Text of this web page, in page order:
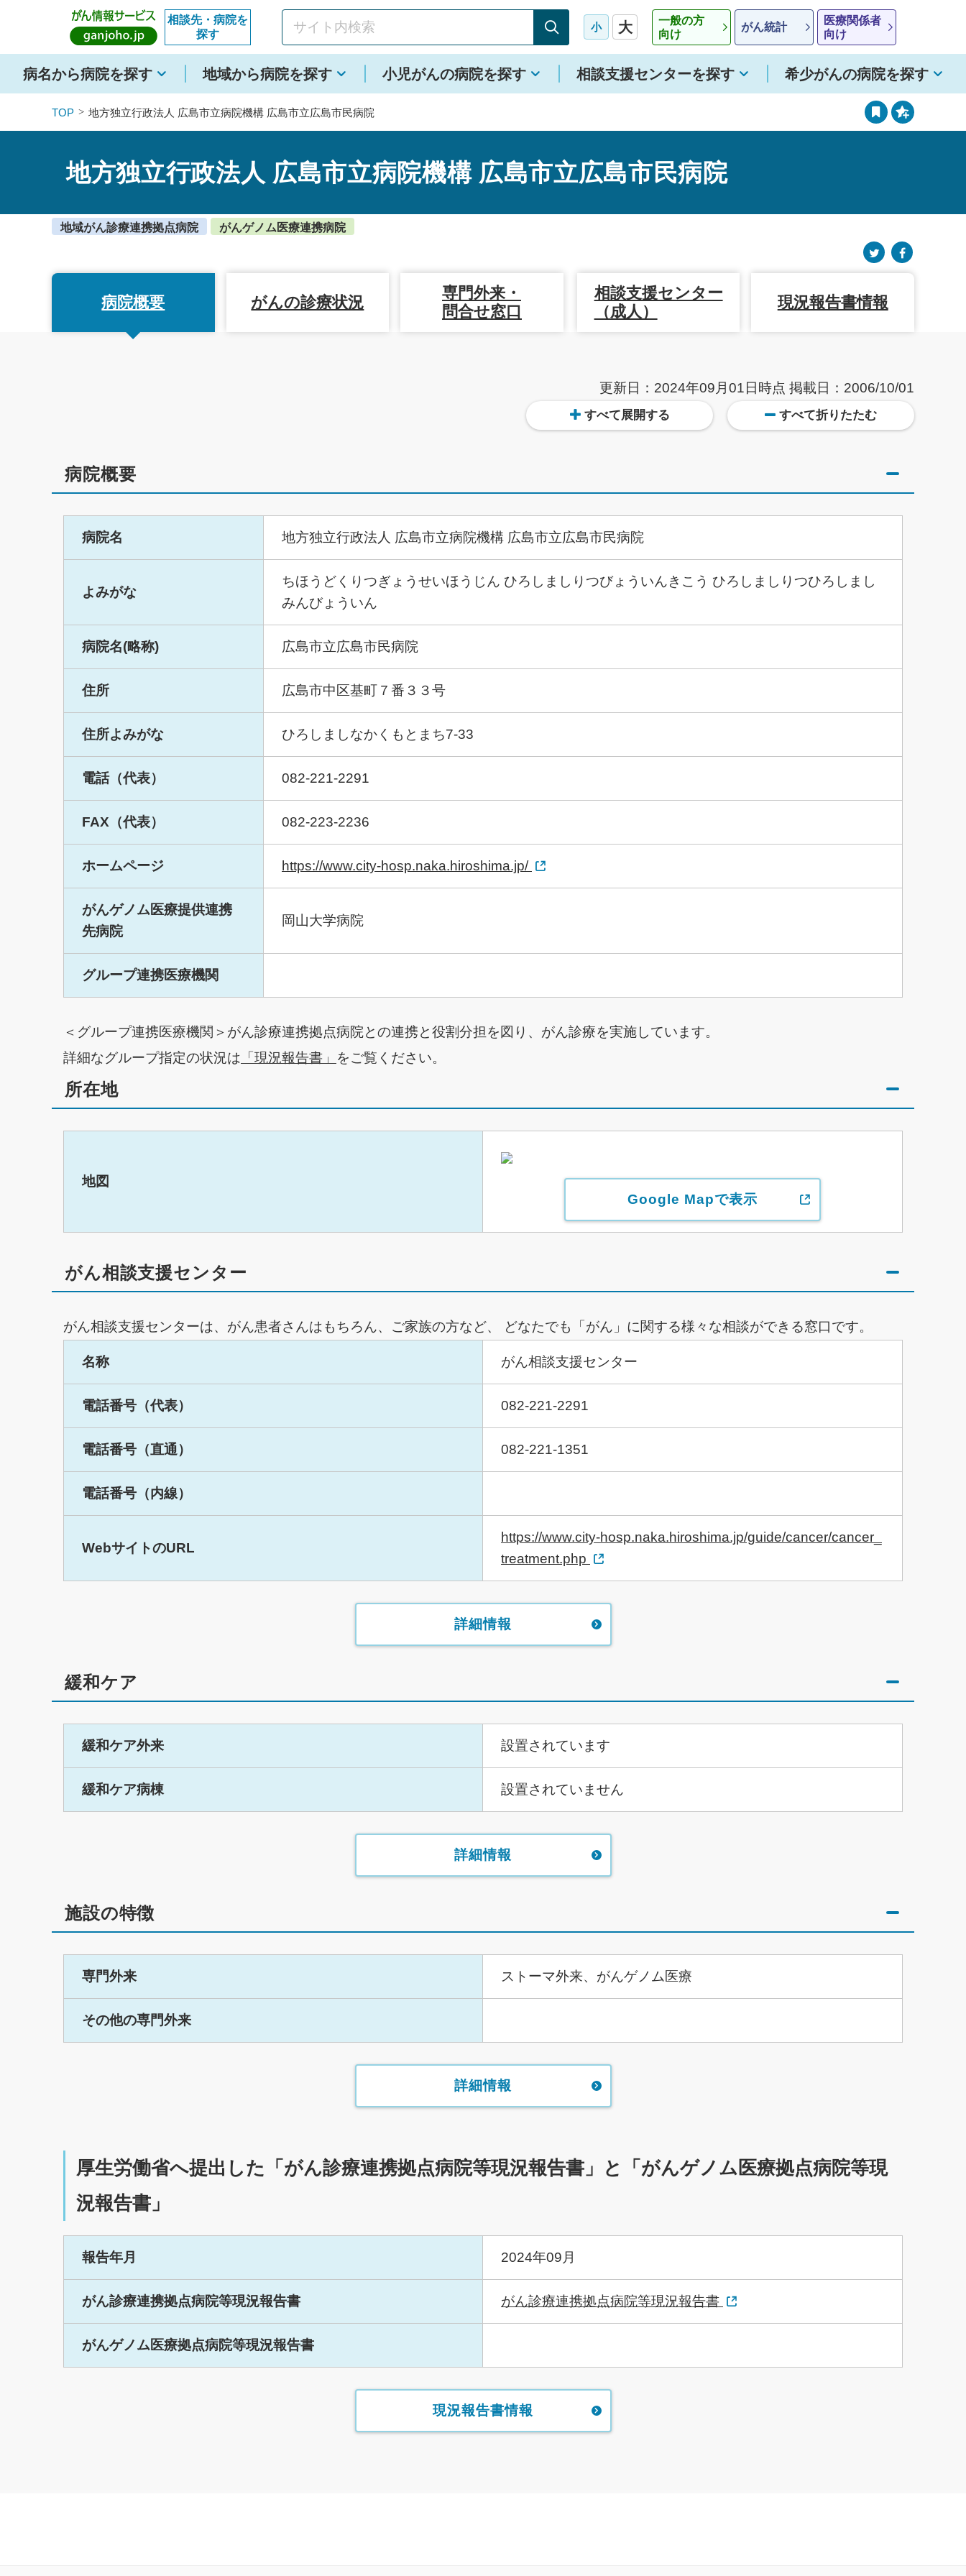
相談先・病院を
探す
小 大
一般の方
向け
がん統計
医療関係者
向け
病名から病院を探す 地域から病院を探す 小児がんの病院を探す 相談支援センターを探す 希少がんの病院を探す
TOP 地方独立行政法人 広島市立病院機構 広島市立広島市民病院
地方独立行政法人 広島市立病院機構 広島市立広島市民病院
地域がん診療連携拠点病院 がんゲノム医療連携病院
病院概要 がんの診療状況
専門外来・
問合せ窓口
相談支援センター
（成人）
現況報告書情報
更新日：2024年09月01日時点 掲載日：2006/10/01
すべて展開する すべて折りたたむ
病院概要
病院名 地方独立行政法人 広島市立病院機構 広島市立広島市民病院
よみがな
ちほうどくりつぎょうせいほうじん ひろしましりつびょういんきこう ひろしましりつひろしまし
みんびょういん
病院名(略称) 広島市立広島市民病院
住所 広島市中区基町７番３３号
住所よみがな ひろしましなかくもとまち7-33
電話（代表） 082-221-2291
FAX（代表） 082-223-2236
ホームページ https://www.city-hosp.naka.hiroshima.jp/
がんゲノム医療提供連携
先病院
岡山大学病院
グループ連携医療機関
＜グループ連携医療機関＞がん診療連携拠点病院との連携と役割分担を図り、がん診療を実施しています。
詳細なグループ指定の状況は 「現況報告書」 をご覧ください。
所在地
地図
Google Mapで表示
がん相談支援センター
がん相談支援センターは、がん患者さんはもちろん、ご家族の方など、 どなたでも「がん」に関する様々な相談ができる窓口です。
名称 がん相談支援センター
電話番号（代表） 082-221-2291
電話番号（直通） 082-221-1351
電話番号（内線）
WebサイトのURL
https://www.city-hosp.naka.hiroshima.jp/guide/cancer/cancer_
treatment.php
詳細情報
緩和ケア
緩和ケア外来 設置されています
緩和ケア病棟 設置されていません
詳細情報
施設の特徴
専門外来 ストーマ外来、がんゲノム医療
その他の専門外来
詳細情報
厚生労働省へ提出した「がん診療連携拠点病院等現況報告書」と「がんゲノム医療拠点病院等現
況報告書」
報告年月 2024年09月
がん診療連携拠点病院等現況報告書 がん診療連携拠点病院等現況報告書
がんゲノム医療拠点病院等現況報告書
現況報告書情報